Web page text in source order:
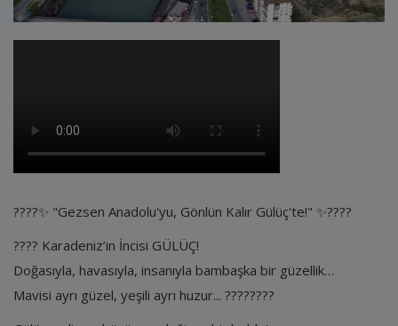
E-Belediye
Kayıt
????✨ "Gezsen Anadolu'yu, Gönlün Kalır Gülüç'te!" ✨????
???? Karadeniz’in İncisi GÜLÜÇ!
Doğasıyla, havasıyla, insanıyla bambaşka bir güzellik…
Mavisi ayrı güzel, yeşili ayrı huzur... ????????